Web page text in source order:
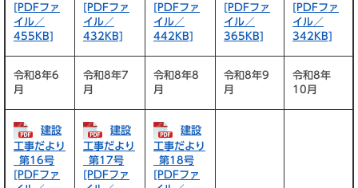
[PDFファ
イル／
455KB]
[PDFファ
イル／
432KB]
[PDFファ
イル／
442KB]
[PDFファ
イル／
365KB]
[PDFファ
イル／
342KB]
令和8年6
月
令和8年7
月
令和8年8
月
令和8年9
月
令和8年
10月
建設
工事だより
_第16号
[PDFファ
建設
工事だより
_第17号
[PDFファ
建設
工事だより
_第18号
[PDFファ